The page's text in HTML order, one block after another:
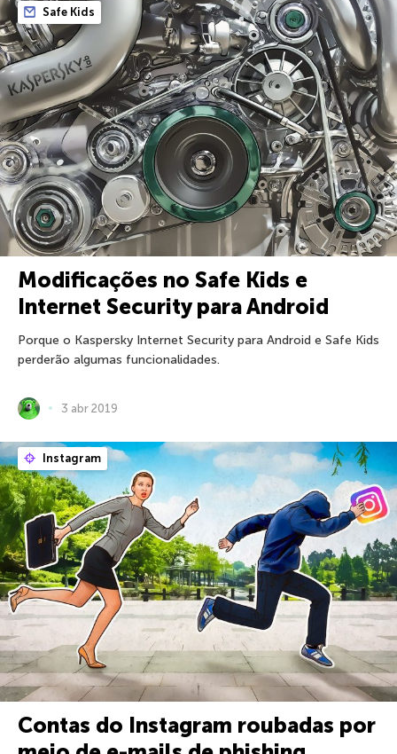
Safe Kids
Modificações no Safe Kids e
Internet Security para Android
Porque o Kaspersky Internet Security para Android e Safe Kids
perderão algumas funcionalidades.
3 abr 2019
Instagram
Contas do Instagram roubadas por